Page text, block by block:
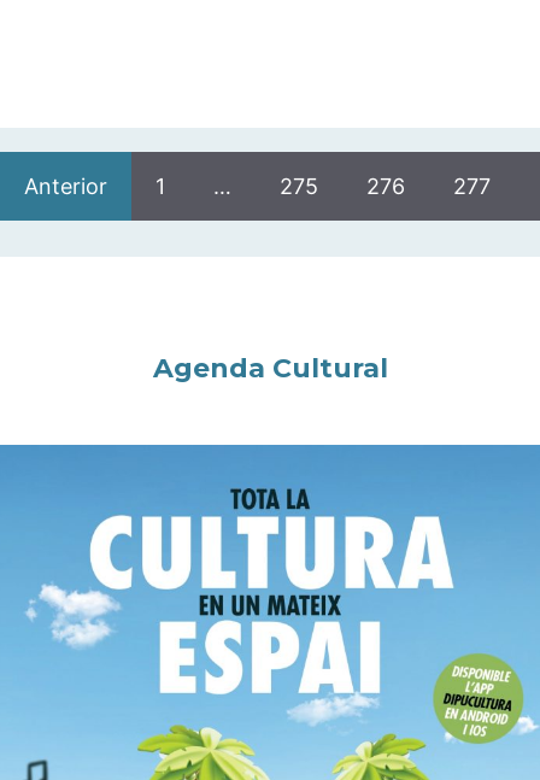
Anterior 1 … 275 276 277
Agenda Cultural